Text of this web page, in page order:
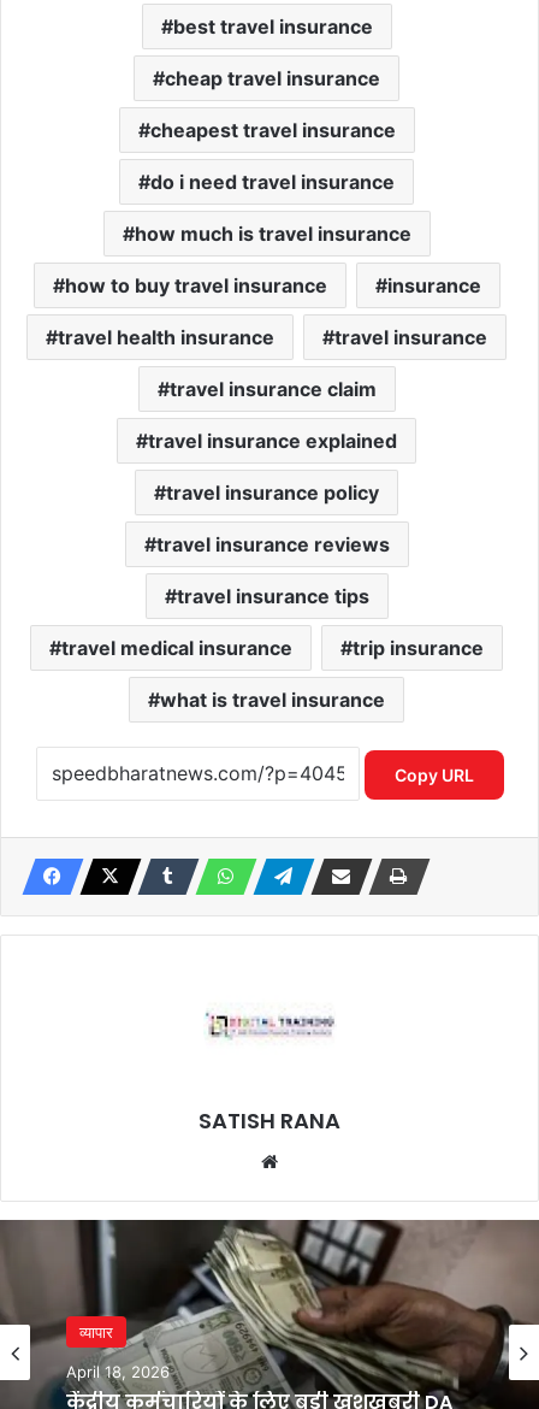
best travel insurance
cheap travel insurance
cheapest travel insurance
do i need travel insurance
how much is travel insurance
how to buy travel insurance insurance
travel health insurance travel insurance
travel insurance claim
travel insurance explained
travel insurance policy
travel insurance reviews
travel insurance tips
travel medical insurance trip insurance
what is travel insurance
Copy URL
SATISH RANA
व्यापार
April 18, 2026
केंद्रीय कर्मचारियों के लिए बड़ी खुशखबरी DA